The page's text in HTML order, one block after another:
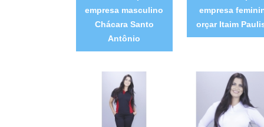
empresa masculino
Chácara Santo
Antônio
empresa
orçar Itaim